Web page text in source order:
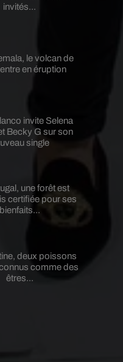
invités...
le volcan de
en éruption
invite Selena
Becky G sur son
single
une forêt est
certifiée pour ses
bienfaits...
deux poissons
comme des
êtres...